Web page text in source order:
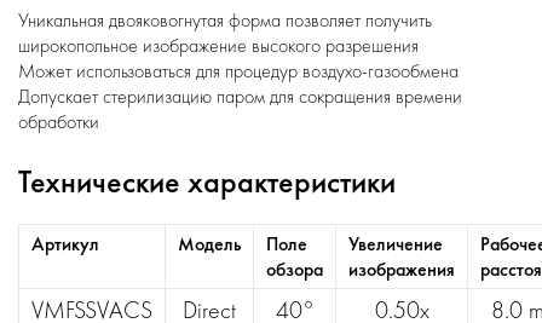
Уникальная двояковогнутая форма позволяет получить
широкопольное изображение высокого разрешения
Может использоваться для процедур воздухо-газообмена
Допускает стерилизацию паром для сокращения времени
обработки
Технические характеристики
Артикул Модель
Поле
обзора
Увеличение
изображения
VMFSSVACS
Direct
40° 0.50x 8.0